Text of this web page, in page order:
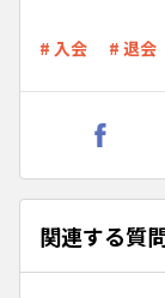
# 入会 # 退会
関連する質